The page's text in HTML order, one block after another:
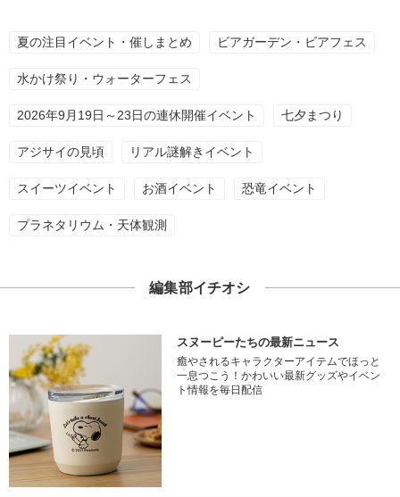
夏の注目イベント・催しまとめ ビアガーデン・ビアフェス
水かけ祭り・ウォーターフェス
2026年9月19日～23日の連休開催イベント 七夕まつり
アジサイの見頃 リアル謎解きイベント
スイーツイベント お酒イベント 恐竜イベント
プラネタリウム・天体観測
編集部イチオシ
スヌーピーたちの最新ニュース
癒やされるキャラクターアイテムでほっと
一息つこう！かわいい最新グッズやイベン
ト情報を毎日配信